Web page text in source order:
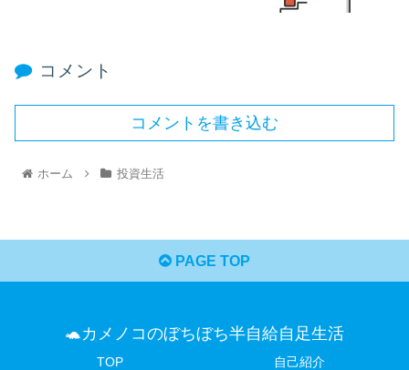
コメント
コメントを書き込む
ホーム 投資生活
PAGE TOP
🐢カメノコのぼちぼち半自給自足生活
TOP 自己紹介